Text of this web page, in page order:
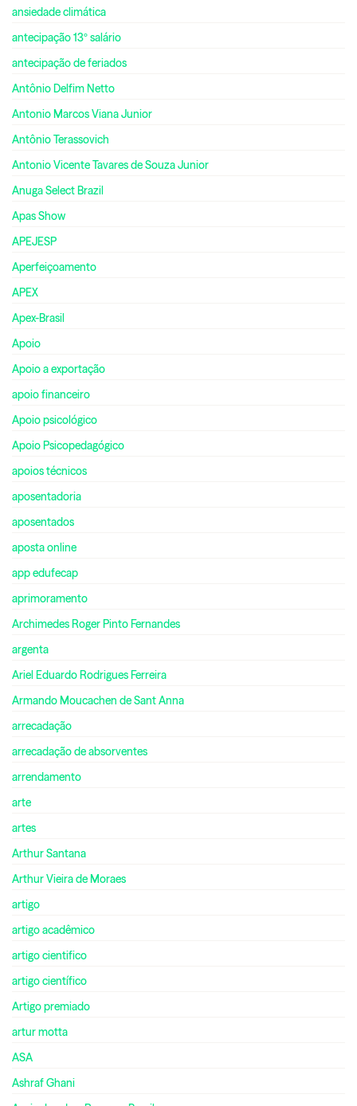
ansiedade climática
antecipação 13º salário
antecipação de feriados
Antônio Delfim Netto
Antonio Marcos Viana Junior
Antônio Terassovich
Antonio Vicente Tavares de Souza Junior
Anuga Select Brazil
Apas Show
APEJESP
Aperfeiçoamento
APEX
Apex-Brasil
Apoio
Apoio a exportação
apoio financeiro
Apoio psicológico
Apoio Psicopedagógico
apoios técnicos
aposentadoria
aposentados
aposta online
app edufecap
aprimoramento
Archimedes Roger Pinto Fernandes
argenta
Ariel Eduardo Rodrigues Ferreira
Armando Moucachen de Sant Anna
arrecadação
arrecadação de absorventes
arrendamento
arte
artes
Arthur Santana
Arthur Vieira de Moraes
artigo
artigo acadêmico
artigo cientifico
artigo científico
Artigo premiado
artur motta
ASA
Ashraf Ghani